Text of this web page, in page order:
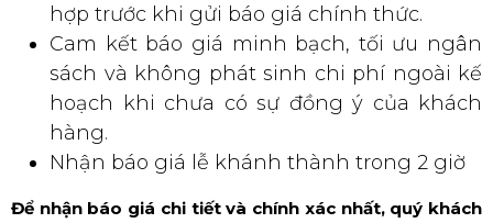
hợp trước khi gửi báo giá chính thức.
Cam kết báo giá minh bạch, tối ưu ngân
sách và không phát sinh chi phí ngoài kế
hoạch khi chưa có sự đồng ý của khách
hàng.
Nhận báo giá lễ khánh thành trong 2 giờ
Để nhận báo giá chi tiết và chính xác nhất, quý khách